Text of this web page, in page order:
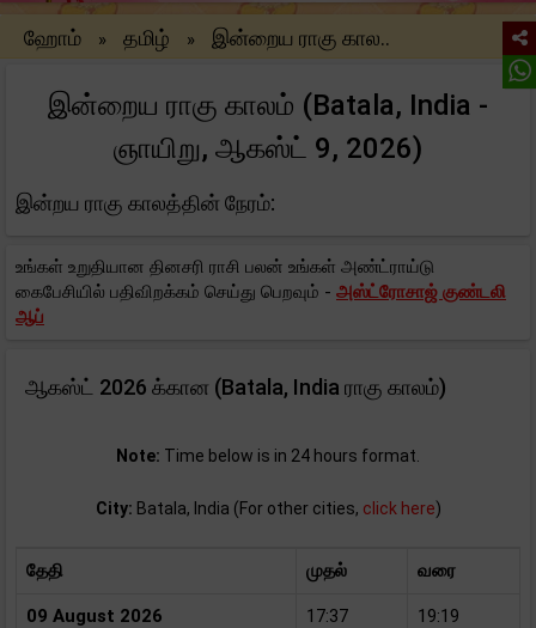
ஹோம் » தமிழ் » இன்றைய ராகு கால..
இன்றைய ராகு காலம் (Batala, India -
ஞாயிறு, ஆகஸ்ட் 9, 2026)
இன்றய ராகு காலத்தின் நேரம்:
உங்கள் உறுதியான தினசரி ராசி பலன் உங்கள் அண்ட்ராய்டு
கைபேசியில் பதிவிறக்கம் செய்து பெறவும் - அஸ்ட்ரோசாஜ் குண்டலி
ஆப்
ஆகஸ்ட் 2026 க்கான (Batala, India ராகு காலம்)
Note: Time below is in 24 hours format.
City: Batala, India (For other cities, click here)
தேதி முதல் வரை
09 August 2026 17:37 19:19